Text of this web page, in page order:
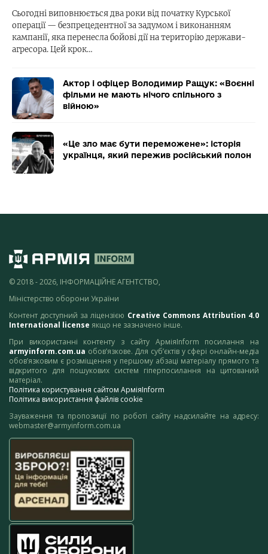
Сьогодні виповнюється два роки від початку Курської
операції — безпрецедентної за задумом і виконанням
кампанії, яка перенесла бойові дії на територію держави-
агресора. Цей крок…
Актор і офіцер Володимир Ращук: «Воєнні
фільми не мають нічого спільного з
війною»
«Це зло має бути переможене»: історія
українця, який пережив російський полон
© 2018 - 2026, ІНФОРМАЦІЙНЕ АГЕНТСТВО,
Міністерство оборони України
Контент доступний за ліцензією Creative Commons Attribution 4.0
International license якщо не зазначено інше.
При використанні контенту з сайту АрміяInform посилання на
armyinform.com.ua обов’язкове. Для суб’єктів у сфері онлайн-медіа
обов’язковим є розміщення у першому абзаці матеріалу прямого та
відкритого для пошукових систем гіперпосилання на цитований
матеріал.
Політика користування сайтом АрміяInform
Політика використання файлів cookie
Зауваження та пропозиції по роботі сайту надсилайте на адресу:
webmaster@armyinform.com.ua